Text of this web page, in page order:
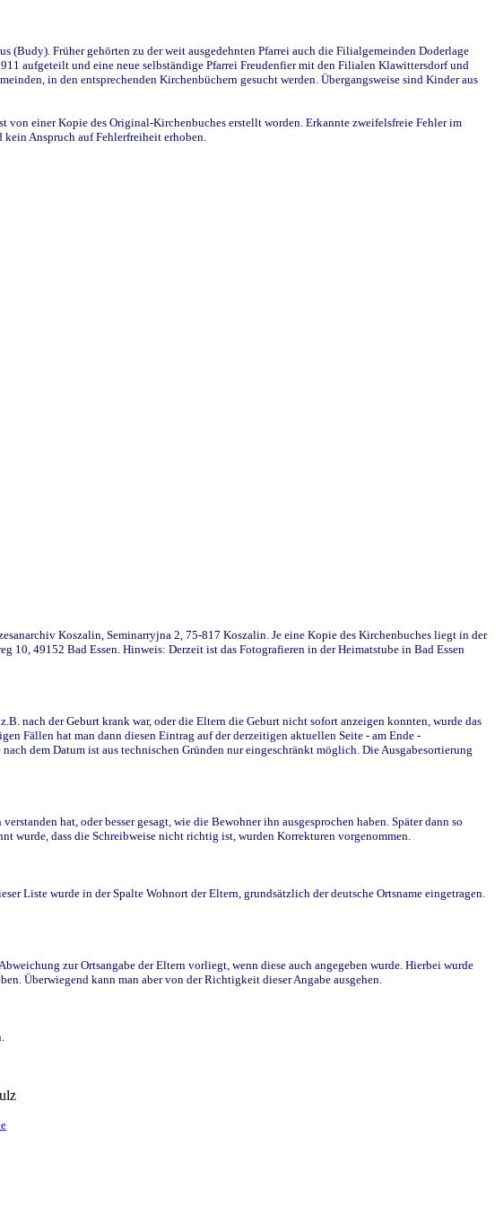
Früher gehörten zu der weit ausgedehnten Pfarrei auch die Filialgemeinden Doderlage
aufgeteilt und eine neue selbständige Pfarrei Freudenfier mit den Filialen Klawittersdorf und
in den entsprechenden Kirchenbüchern gesucht werden. Übergangsweise sind Kinder aus
einer Kopie des Original-Kirchenbuches erstellt worden. Erkannte zweifelsfreie Fehler im
Anspruch auf Fehlerfreiheit erhoben.
Koszalin, Seminarryjna 2, 75-817 Koszalin. Je eine Kopie des Kirchenbuches liegt in der
10, 49152 Bad Essen. Hinweis: Derzeit ist das Fotografieren in der Heimatstube in Bad Essen
nach der Geburt krank war, oder die Eltern die Geburt nicht sofort anzeigen konnten, wurde das
Fällen hat man dann diesen Eintrag auf der derzeitigen aktuellen Seite - am Ende -
dem Datum ist aus technischen Gründen nur eingeschränkt möglich. Die Ausgabesortierung
hat, oder besser gesagt, wie die Bewohner ihn ausgesprochen haben. Später dann so
wurde, dass die Schreibweise nicht richtig ist, wurden Korrekturen vorgenommen.
Liste wurde in der Spalte Wohnort der Eltern, grundsätzlich der deutsche Ortsname eingetragen.
zur Ortsangabe der Eltern vorliegt, wenn diese auch angegeben wurde. Hierbei wurde
Überwiegend kann man aber von der Richtigkeit dieser Angabe ausgehen.